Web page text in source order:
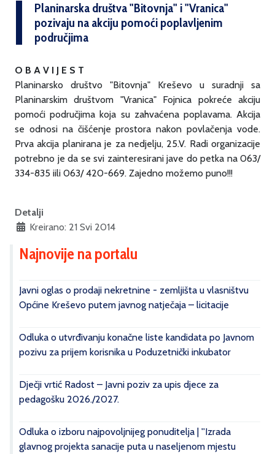
Planinarska društva "Bitovnja" i "Vranica"
pozivaju na akciju pomoći poplavljenim
područjima
O B A V I J E S T
Planinarsko društvo "Bitovnja" Kreševo u suradnji sa
Planinarskim društvom "Vranica" Fojnica pokreće akciju
pomoći područjima koja su zahvaćena poplavama. Akcija
se odnosi na čišćenje prostora nakon povlačenja vode.
Prva akcija planirana je za nedjelju, 25.V. Radi organizacije
potrebno je da se svi zainteresirani jave do petka na 063/
334-835 iili 063/ 420-669. Zajedno možemo puno!!!
Detalji
Kreirano: 21 Svi 2014
Najnovije na portalu
Javni oglas o prodaji nekretnine - zemljišta u vlasništvu
Općine Kreševo putem javnog natječaja – licitacije
Odluka o utvrđivanju konačne liste kandidata po Javnom
pozivu za prijem korisnika u Poduzetnički inkubator
Dječji vrtić Radost – Javni poziv za upis djece za
pedagošku 2026./2027.
Odluka o izboru najpovoljnijeg ponuditelja | ''Izrada
glavnog projekta sanacije puta u naseljenom mjestu